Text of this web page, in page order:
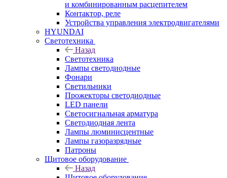
и комбинированным расцепителем
Контактор, реле
Устройства управления электродвигателями
HYUNDAI
Светотехника
Назад
Светотехника
Лампы светодиодные
Фонари
Светильники
Прожекторы светодиодные
LED панели
Светосигнальная арматура
Светодиодная лента
Лампы люминисцентные
Лампы газоразрядные
Патроны
Щитовое оборудование
Назад